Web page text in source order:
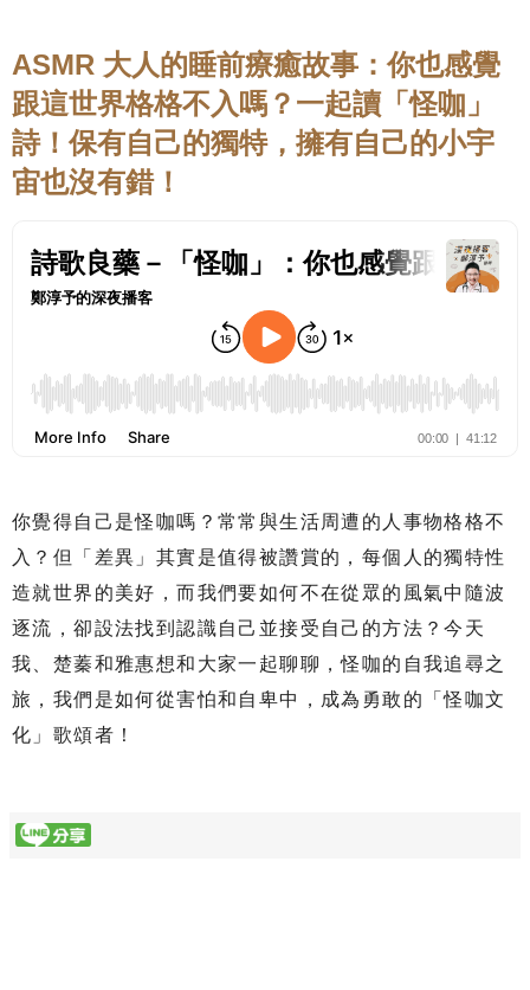
ASMR 大人的睡前療癒故事：你也感覺
跟這世界格格不入嗎？一起讀「怪咖」
詩！保有自己的獨特，擁有自己的小宇
宙也沒有錯！
你覺得自己是怪咖嗎？常常與生活周遭的人事物格格不
入？但「差異」其實是值得被讚賞的，每個人的獨特性
造就世界的美好，而我們要如何不在從眾的風氣中隨波
逐流，卻設法找到認識自己並接受自己的方法？今天
我、楚蓁和雅惠想和大家一起聊聊，怪咖的自我追尋之
旅，我們是如何從害怕和自卑中，成為勇敢的「怪咖文
化」歌頌者！